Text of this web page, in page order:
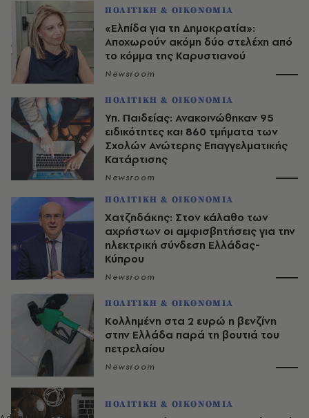
ΠΟΛΙΤΙΚΗ & ΟΙΚΟΝΟΜΙΑ
«Ελπίδα για τη Δημοκρατία»:
Αποχωρούν ακόμη δύο στελέχη από
το κόμμα της Καρυστιανού
Newsroom
ΠΟΛΙΤΙΚΗ & ΟΙΚΟΝΟΜΙΑ
Υπ. Παιδείας: Ανακοινώθηκαν 95
ειδικότητες και 860 τμήματα των
Σχολών Ανώτερης Επαγγελματικής
Κατάρτισης
Newsroom
ΠΟΛΙΤΙΚΗ & ΟΙΚΟΝΟΜΙΑ
Χατζηδάκης: Στον κάλαθο των
αχρήστων οι αμφισβητήσεις για την
ηλεκτρική σύνδεση Ελλάδας-
Κύπρου
Newsroom
ΠΟΛΙΤΙΚΗ & ΟΙΚΟΝΟΜΙΑ
Κολλημένη στα 2 ευρώ η βενζίνη
στην Ελλάδα παρά τη βουτιά του
πετρελαίου
Newsroom
ΠΟΛΙΤΙΚΗ & ΟΙΚΟΝΟΜΙΑ